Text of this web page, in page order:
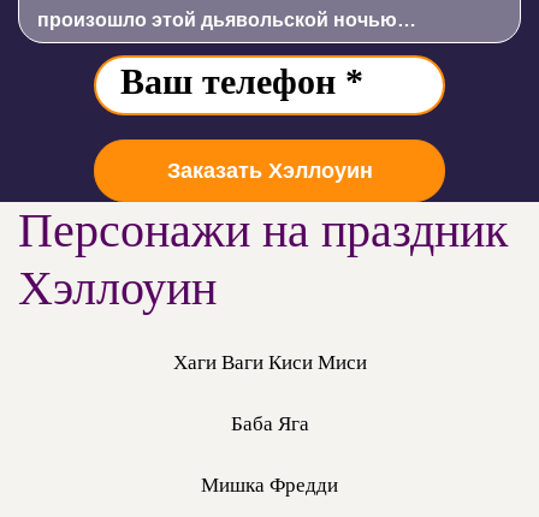
произошло этой дьявольской ночью…
Заказать Хэллоуин
Персонажи на праздник
Хэллоуин
Хаги Ваги Киси Миси
Баба Яга
Мишка Фредди